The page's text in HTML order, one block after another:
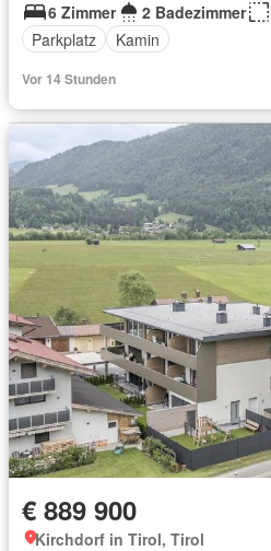
6 Zimmer
2 Badezimmer
Parkplatz
Kamin
Vor 14 Stunden
€ 889 900
Kirchdorf in Tirol, Tirol